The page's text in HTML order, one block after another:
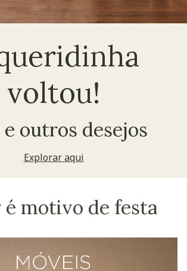
voltou!
e outros desejos
Explorar aqui
é motivo de festa